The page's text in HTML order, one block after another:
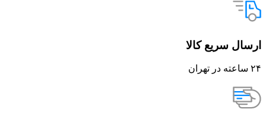
ارسال سریع کالا
۲۴ ساعته در تهران